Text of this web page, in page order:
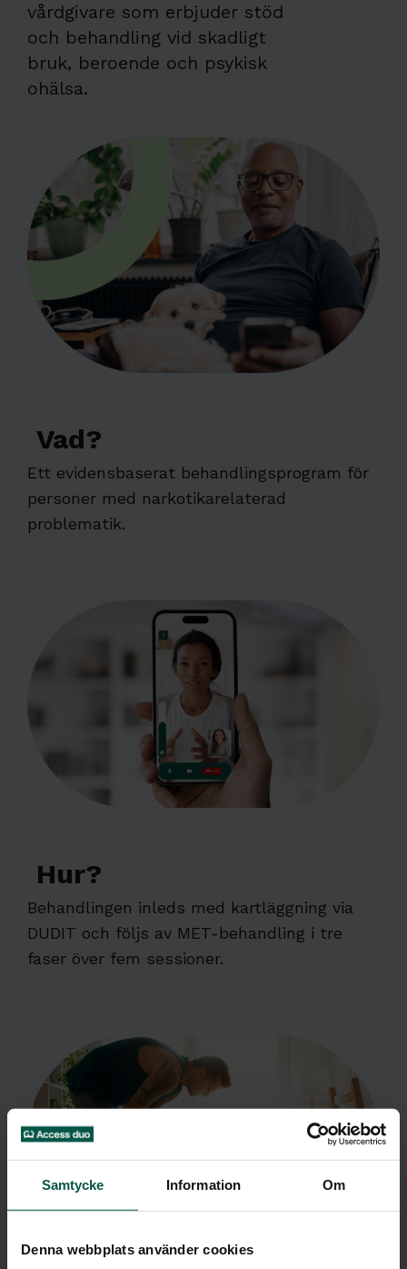
Samtycke Information Om
Denna webbplats använder cookies
vårdgivare som erbjuder stöd
och behandling vid skadligt
bruk, beroende och psykisk
ohälsa.
Vad?
Ett evidensbaserat behandlingsprogram för
personer med narkotikarelaterad
problematik.
Hur?
Behandlingen inleds med kartläggning via
DUDIT och följs av MET-behandling i tre
faser över fem sessioner.